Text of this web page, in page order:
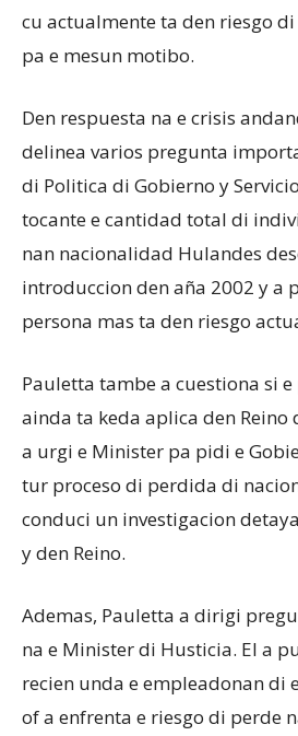
cu actualmente ta den riesgo
pa e mesun motibo.
Den respuesta na e crisis
delinea varios pregunta
di Politica di Gobierno y
tocante e cantidad total di
nan nacionalidad Hulandes
introduccion den aña 2002 y a
persona mas ta den riesgo
Pauletta tambe a cuestiona si
ainda ta keda aplica den Reino
a urgi e Minister pa pidi e
tur proceso di perdida di
conduci un investigacion
y den Reino.
Ademas, Pauletta a dirigi
na e Minister di Husticia. El a
recien unda e empleadonan di
of a enfrenta e riesgo di perde